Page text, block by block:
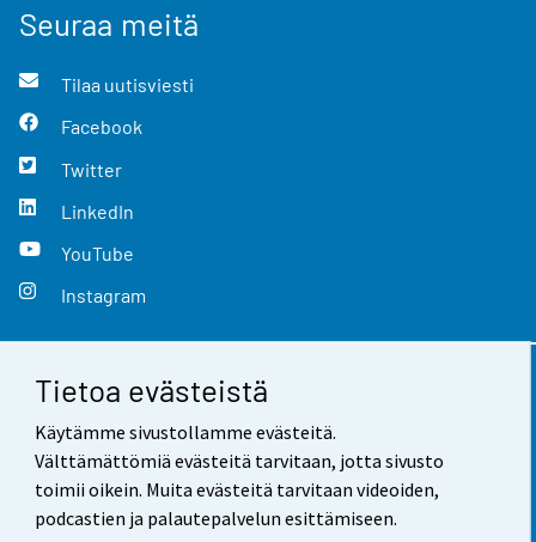
Tietoa evästeistä
Käytämme sivustollamme evästeitä.
Välttämättömiä evästeitä tarvitaan, jotta sivusto
toimii oikein. Muita evästeitä tarvitaan videoiden,
podcastien ja palautepalvelun esittämiseen.
Seuraa meitä
Tilaa uutisviesti
Facebook
Twitter
LinkedIn
YouTube
Instagram
Yhteystiedot
Palaute
Käyttöehdot